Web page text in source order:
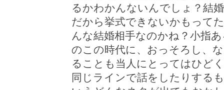
るかわかんないんでしょ？結
だから挙式できないかもって
んな結婚相手なのかね？小指
のこの時代に、おっそろし、
ることも当人にとってはひど
同じラインで話をしたりする